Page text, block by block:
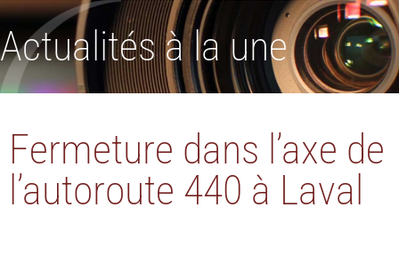
Actualités à la une
Fermeture dans l’axe de
l’autoroute 440 à Laval